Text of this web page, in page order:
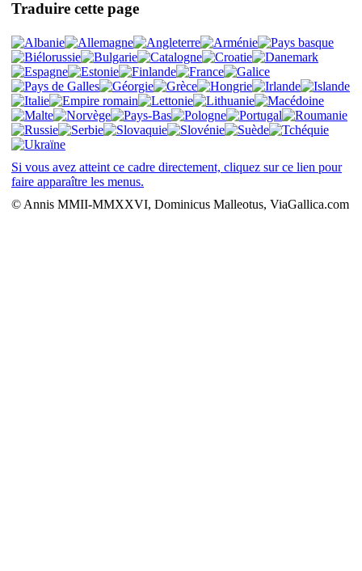
Traduire cette page
Si vous avez atteint ce cadre directement, cliquez sur ce lien pour
faire apparaître les menus.
© Annis MMII-MMXXVI, Dominicus Malleotus, ViaGallica.com